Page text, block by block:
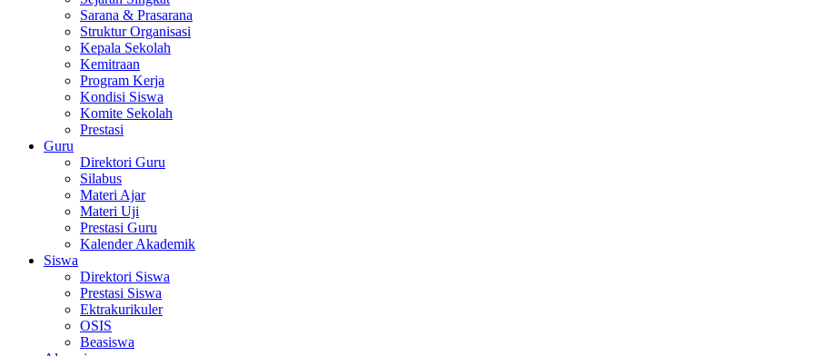
Sarana & Prasarana
Struktur Organisasi
Kepala Sekolah
Kemitraan
Program Kerja
Kondisi Siswa
Komite Sekolah
Prestasi
Guru
Direktori Guru
Silabus
Materi Ajar
Materi Uji
Prestasi Guru
Kalender Akademik
Siswa
Direktori Siswa
Prestasi Siswa
Ektrakurikuler
OSIS
Beasiswa